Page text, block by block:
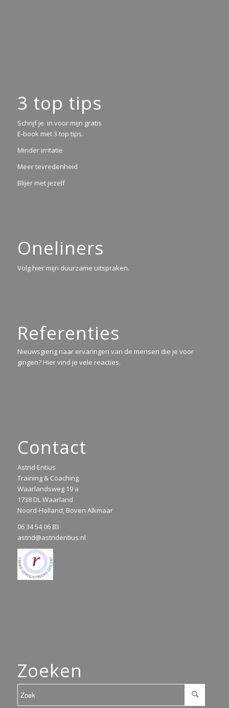
3 top tips
Schrijf je in voor mijn gratis
E-book met 3 top tips.
Minder irritatie
Meer tevredenheid
Blijer met jezelf
Oneliners
Volg hier mijn duurzame uitspraken.
Referenties
Nieuwsgierig naar ervaringen van de mensen die je voor
gingen? Hier vind je vele reacties.
Contact
Astrid Entius
Training & Coaching
Waarlandsweg 19 a
1738 DL Waarland
Noord-Holland, Boven Alkmaar
06 34 54 06 83
astrid@astridentius.nl
Zoeken